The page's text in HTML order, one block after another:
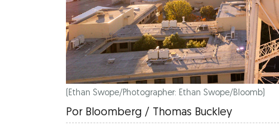
(Ethan Swope/Photographer: Ethan Swope/Bloomb)
Por Bloomberg / Thomas Buckley